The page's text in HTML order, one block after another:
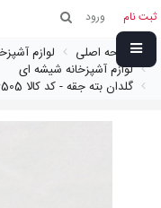
ثبت نام ورود
صفحه اصلی
لوازم
لوازم آشپزخانه شیشه ای
گلدان بته جقه - کد کالا 6505